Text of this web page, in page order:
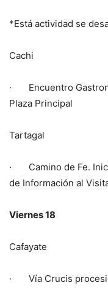
*Está actividad se
Cachi
· Encuentro
Plaza Principal
Tartagal
· Camino de Fe.
de Información al
Viernes 18
Cafayate
· Vía Crucis